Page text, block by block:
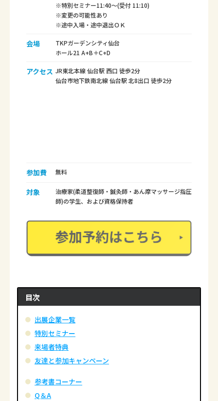
※特別セミナー11:40～(受付 11:10)
※変更の可能性あり
※途中入場・途中退出ＯＫ
会場
TKPガーデンシティ仙台
ホール21 A+B＋C+D
アクセス JR東北本線 仙台駅 西口 徒歩2分
仙台市地下鉄南北線 仙台駅 北8出口 徒歩2分
参加費 無料
対象
治療家(柔道整復師・鍼灸師・あん摩マッサージ指圧
師)の学生、および資格保持者
目次
出展企業一覧
特別セミナー
来場者特典
友達と参加キャンペーン
参考書コーナー
Q＆A